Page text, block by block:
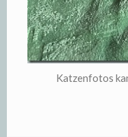
Katzenfotos